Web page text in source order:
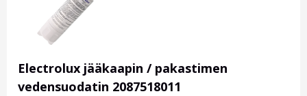
Electrolux jääkaapin / pakastimen
vedensuodatin 2087518011